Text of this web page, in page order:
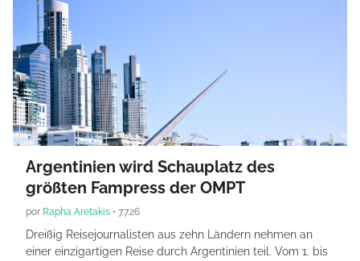
Argentinien wird Schauplatz des
größten Fampress der OMPT
por Rapha Aretakis • 7.7.26
Dreißig Reisejournalisten aus zehn Ländern nehmen an
einer einzigartigen Reise durch Argentinien teil. Vom 1. bis